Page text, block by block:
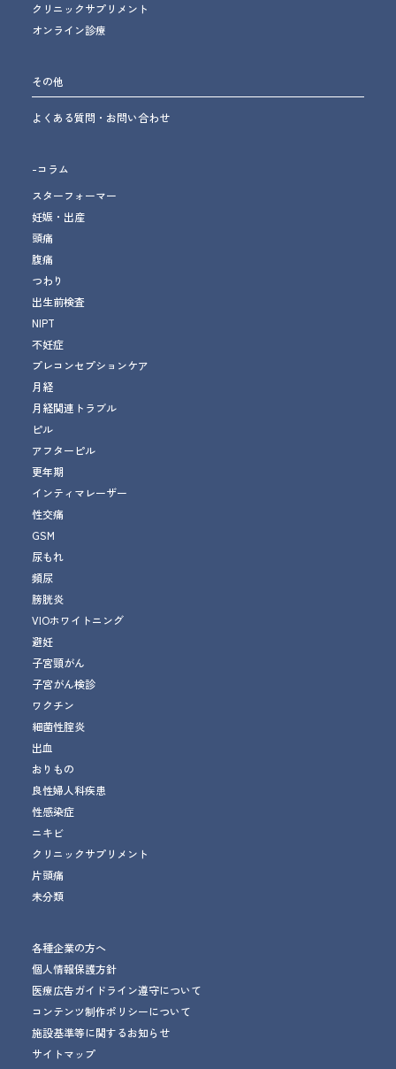
クリニックサプリメント
オンライン診療
その他
よくある質問・お問い合わせ
-コラム
スターフォーマー
妊娠・出産
頭痛
腹痛
つわり
出生前検査
NIPT
不妊症
プレコンセプションケア
月経
月経関連トラブル
ピル
アフターピル
更年期
インティマレーザー
性交痛
GSM
尿もれ
頻尿
膀胱炎
VIOホワイトニング
避妊
子宮頸がん
子宮がん検診
ワクチン
細菌性腟炎
出血
おりもの
良性婦人科疾患
性感染症
ニキビ
クリニックサプリメント
片頭痛
未分類
各種企業の方へ
個人情報保護方針
医療広告ガイドライン遵守について
コンテンツ制作ポリシーについて
施設基準等に関するお知らせ
サイトマップ